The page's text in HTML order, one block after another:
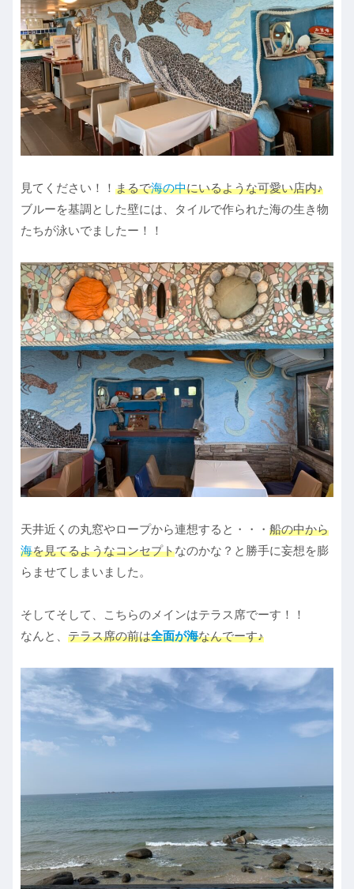
見てください！！ まるで海の中にいるような可愛い店内♪
ブルーを基調とした壁には、タイルで作られた海の生き物
たちが泳いでましたー！！
天井近くの丸窓やロープから連想すると・・・ 船の中から
海を見てるようなコンセプトなのかな？と勝手に妄想を膨
らませてしまいました。
そしてそして、こちらのメインはテラス席でーす！！
なんと、 テラス席の前は全面が海なんでーす♪